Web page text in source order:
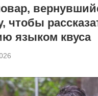
чтобы
языком квуса